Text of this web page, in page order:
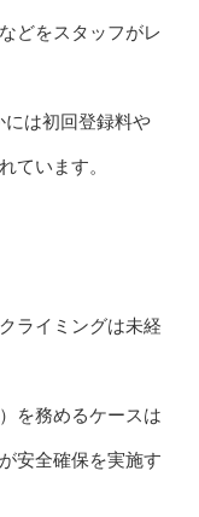
どをスタッフがレ
には初回登録料や
ています。
ライミングは未経
を務めるケースは
安全確保を実施す